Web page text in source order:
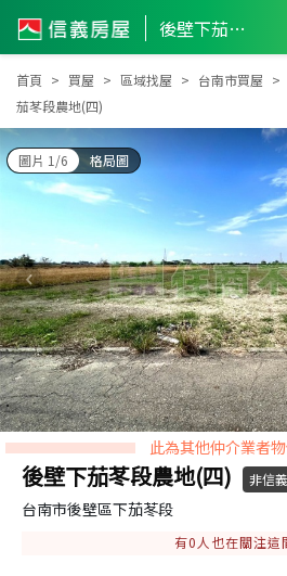
後壁下茄苳段農地(四)
首頁 買屋 區域找屋 台南市買屋
茄苳段農地(四)
圖片 1/6 格局圖
此為其他仲介業者
後壁下茄苳段農地(四) 非信
台南市後壁區下茄苳段
有0 人也在關注這